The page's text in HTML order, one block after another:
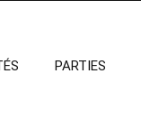
PARTIES